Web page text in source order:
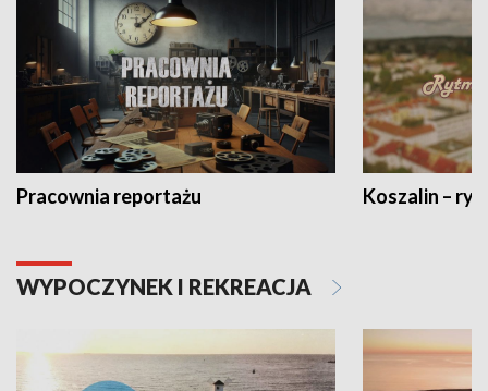
Pracownia reportażu Koszalin –
WYPOCZYNEK I REKREACJA